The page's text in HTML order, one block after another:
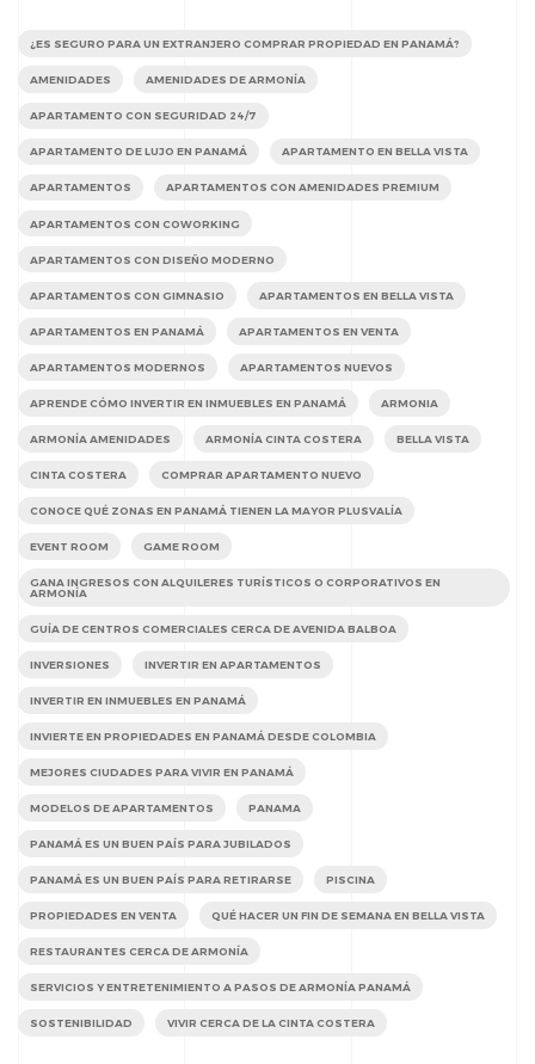
¿ES SEGURO PARA UN EXTRANJERO COMPRAR PROPIEDAD EN PANAMÁ?
AMENIDADES AMENIDADES DE ARMONÍA
APARTAMENTO CON SEGURIDAD 24/7
APARTAMENTO DE LUJO EN PANAMÁ APARTAMENTO EN BELLA VISTA
APARTAMENTOS APARTAMENTOS CON AMENIDADES PREMIUM
APARTAMENTOS CON COWORKING
APARTAMENTOS CON DISEÑO MODERNO
APARTAMENTOS CON GIMNASIO APARTAMENTOS EN BELLA VISTA
APARTAMENTOS EN PANAMÁ APARTAMENTOS EN VENTA
APARTAMENTOS MODERNOS APARTAMENTOS NUEVOS
APRENDE CÓMO INVERTIR EN INMUEBLES EN PANAMÁ ARMONIA
ARMONÍA AMENIDADES ARMONÍA CINTA COSTERA BELLA VISTA
CINTA COSTERA COMPRAR APARTAMENTO NUEVO
CONOCE QUÉ ZONAS EN PANAMÁ TIENEN LA MAYOR PLUSVALÍA
EVENT ROOM GAME ROOM
GANA INGRESOS CON ALQUILERES TURÍSTICOS O CORPORATIVOS EN
ARMONÍA
GUÍA DE CENTROS COMERCIALES CERCA DE AVENIDA BALBOA
INVERSIONES INVERTIR EN APARTAMENTOS
INVERTIR EN INMUEBLES EN PANAMÁ
INVIERTE EN PROPIEDADES EN PANAMÁ DESDE COLOMBIA
MEJORES CIUDADES PARA VIVIR EN PANAMÁ
MODELOS DE APARTAMENTOS PANAMA
PANAMÁ ES UN BUEN PAÍS PARA JUBILADOS
PANAMÁ ES UN BUEN PAÍS PARA RETIRARSE PISCINA
PROPIEDADES EN VENTA QUÉ HACER UN FIN DE SEMANA EN BELLA VISTA
RESTAURANTES CERCA DE ARMONÍA
SERVICIOS Y ENTRETENIMIENTO A PASOS DE ARMONÍA PANAMÁ
SOSTENIBILIDAD VIVIR CERCA DE LA CINTA COSTERA